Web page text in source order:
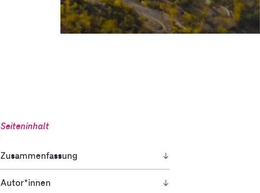
Seiteninhalt
Zusammenfassung
Autor*innen